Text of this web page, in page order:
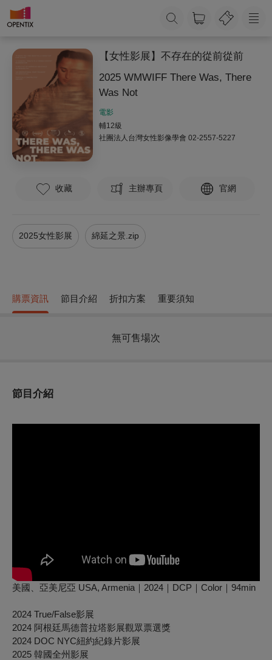
【女性影展】不存在的從前從前
2025 WMWIFF There Was, There
Was Not
電影
輔12級
社團法人台灣女性影像學會 02-2557-5227
收藏 主辦專頁 官網
2025女性影展 綿延之景.zip
購票資訊 節目介紹 折扣方案 重要須知
無可售場次
節目介紹
美國、亞美尼亞 USA, Armenia｜2024｜DCP｜Color｜94min
2024 True/False影展
2024 阿根廷馬德普拉塔影展觀眾票選獎
2024 DOC NYC紐約紀錄片影展
2025 韓國全州影展